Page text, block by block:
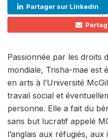
Partager sur Linkedin
Passionnée par les droits
mondiale, Trisha-mae est
en arts à l’Université
travail social et
personne. Elle a fait du
sans but lucratif appelé
l’anglais aux réfugiés, aux